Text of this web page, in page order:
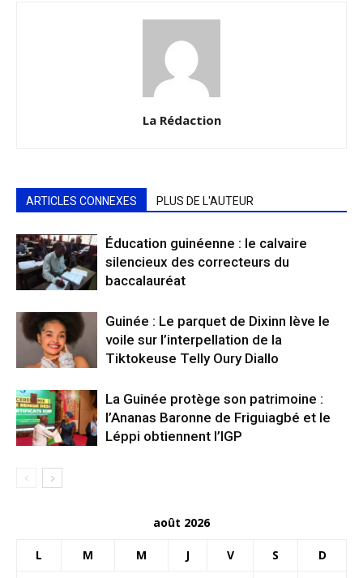
La Rédaction
ARTICLES CONNEXES PLUS DE L'AUTEUR
Éducation guinéenne : le calvaire
silencieux des correcteurs du
baccalauréat
Guinée : Le parquet de Dixinn lève le
voile sur l’interpellation de la
Tiktokeuse Telly Oury Diallo
La Guinée protège son patrimoine :
l’Ananas Baronne de Friguiagbé et le
Léppi obtiennent l’IGP
août 2026
L M M J V S D